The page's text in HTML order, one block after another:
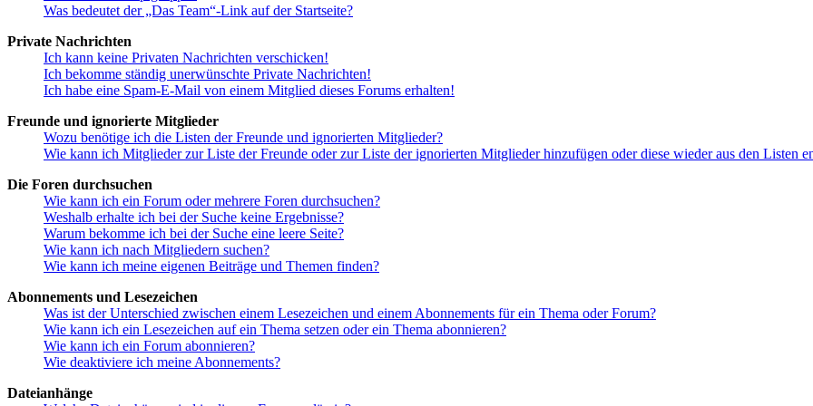
Was bedeutet der „Das Team“-Link auf der Startseite?
Private Nachrichten
Ich kann keine Privaten Nachrichten verschicken!
Ich bekomme ständig unerwünschte Private Nachrichten!
Ich habe eine Spam-E-Mail von einem Mitglied dieses Forums erhalten!
Freunde und ignorierte Mitglieder
Wozu benötige ich die Listen der Freunde und ignorierten Mitglieder?
Wie kann ich Mitglieder zur Liste der Freunde oder zur Liste der ignorierten Mitglieder hinzufügen oder diese wieder aus den Listen
Die Foren durchsuchen
Wie kann ich ein Forum oder mehrere Foren durchsuchen?
Weshalb erhalte ich bei der Suche keine Ergebnisse?
Warum bekomme ich bei der Suche eine leere Seite?
Wie kann ich nach Mitgliedern suchen?
Wie kann ich meine eigenen Beiträge und Themen finden?
Abonnements und Lesezeichen
Was ist der Unterschied zwischen einem Lesezeichen und einem Abonnements für ein Thema oder Forum?
Wie kann ich ein Lesezeichen auf ein Thema setzen oder ein Thema abonnieren?
Wie kann ich ein Forum abonnieren?
Wie deaktiviere ich meine Abonnements?
Dateianhänge